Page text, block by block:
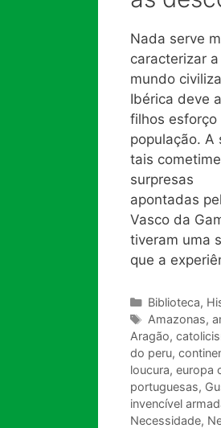
Nada serve
caracterizar
mundo
Ibérica deve
filhos esforço
população. A
tais
surpresas
apontadas
Vasco da
tiveram uma
que a
Categorias
Biblioteca,
Tags
Amazonas,
Aragão,
do peru,
loucura, europa
portuguesas,
invencível
Necessidade,